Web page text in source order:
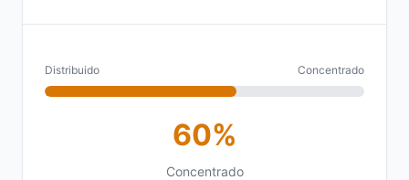
Distribuido Concentrado
60%
Concentrado